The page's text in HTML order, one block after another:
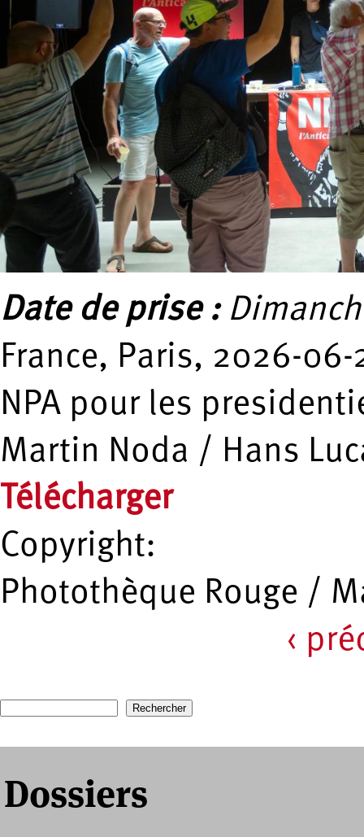
Date de prise :
France, Paris, 2026-
NPA pour les
Martin Noda / Hans
Télécharger
Copyright:
Photothèque Rouge /
‹
Formulaire de recherche
Dossiers